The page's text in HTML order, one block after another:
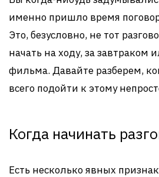
именно пришло время
Это, безусловно, не тот
начать на ходу, за завтраком
фильма. Давайте разберем,
всего подойти к этому
Когда начинать
Есть несколько явных